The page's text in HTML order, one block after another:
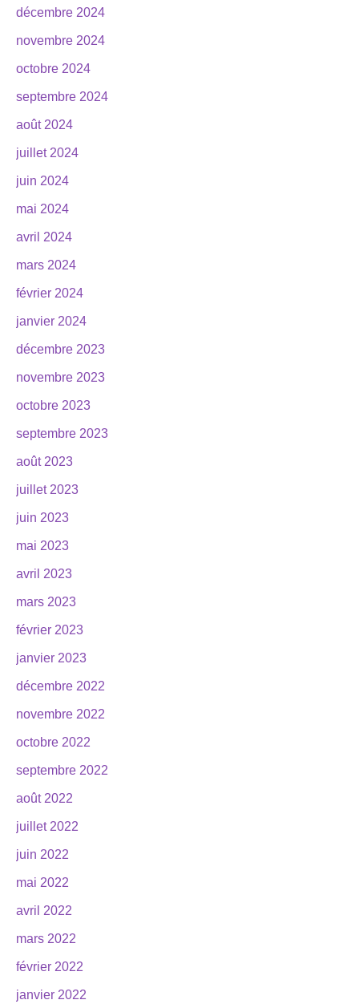
décembre 2024
novembre 2024
octobre 2024
septembre 2024
août 2024
juillet 2024
juin 2024
mai 2024
avril 2024
mars 2024
février 2024
janvier 2024
décembre 2023
novembre 2023
octobre 2023
septembre 2023
août 2023
juillet 2023
juin 2023
mai 2023
avril 2023
mars 2023
février 2023
janvier 2023
décembre 2022
novembre 2022
octobre 2022
septembre 2022
août 2022
juillet 2022
juin 2022
mai 2022
avril 2022
mars 2022
février 2022
janvier 2022